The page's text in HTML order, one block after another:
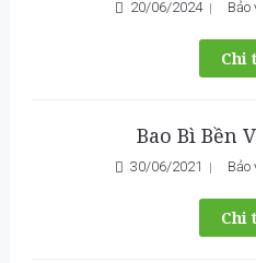
20/06/2024 Bảo
Chi
Bao Bì Bền
30/06/2021 Bảo
Chi